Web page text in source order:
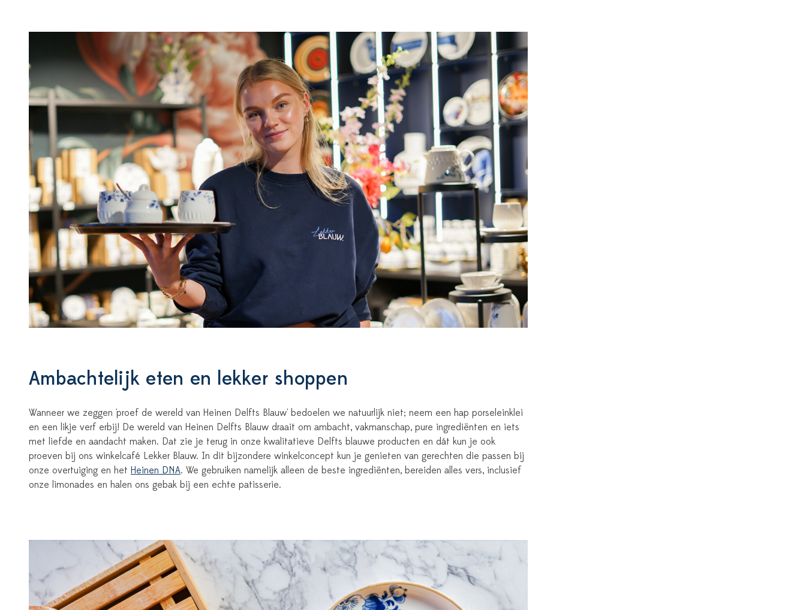
Ambachtelijk eten en lekker shoppen
Wanneer we zeggen 'proef de wereld van Heinen Delfts Blauw' bedoelen we natuurlijk niet; neem een hap porseleinklei
en een likje verf erbij! De wereld van Heinen Delfts Blauw draait om ambacht, vakmanschap, pure ingrediënten en iets
met liefde en aandacht maken. Dat zie je terug in onze kwalitatieve Delfts blauwe producten en dát kun je ook
proeven bij ons winkelcafé Lekker Blauw. In dit bijzondere winkelconcept kun je genieten van gerechten die passen bij
onze overtuiging en het Heinen DNA. We gebruiken namelijk alleen de beste ingrediënten, bereiden alles vers, inclusief
onze limonades en halen ons gebak bij een echte patisserie.